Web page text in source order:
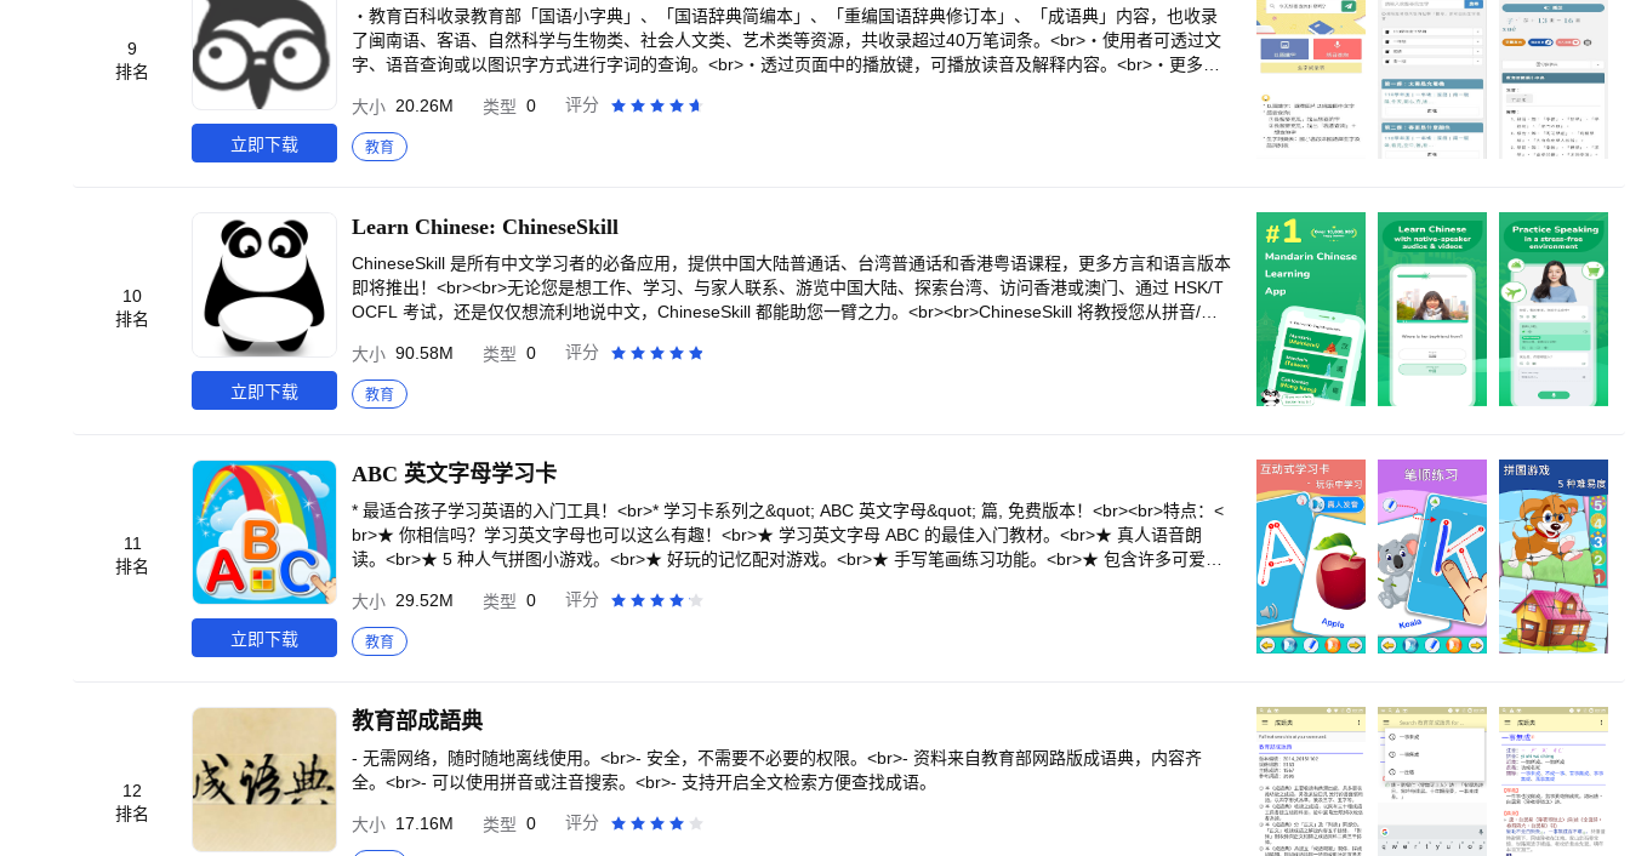
灵活地个性化学习。从食物过敏相关的口语练习，到用抽认卡练习单词，再到午休时间的 5 分钟突击测验，LingoDeer
的每一次课程都会给你带来惊喜。<br><br>如果您不知道从哪里开始学习一门新语言，那就从 LingoDeer 开始吧。<b
r><br>请注意：<br>您需要 LingoDeer 会员资格才能访问所有课程和功能。<br><br>支持：<br>发现错误？请告诉我
9
排名
立即下载
・教育百科收录教育部「国语小字典」、「国语辞典简编本」、「重编国语辞典修订本」、「成语典」内容，也收录
了闽南语、客语、自然科学与生物类、社会人文类、艺术类等资源，共收录超过40万笔词条。<br>・使用者可透过文
字、语音查询或以图识字方式进行字词的查询。<br>・透过页面中的播放键，可播放读音及解释内容。<br>・更多资
大小 20.26M 类型 0 评分
教育
10
排名
立即下载
Learn Chinese: ChineseSkill
ChineseSkill 是所有中文学习者的必备应用，提供中国大陆普通话、台湾普通话和香港粤语课程，更多方言和语言版本
即将推出！<br><br>无论您是想工作、学习、与家人联系、游览中国大陆、探索台湾、访问香港或澳门、通过 HSK/T
OCFL 考试，还是仅仅想流利地说中文，ChineseSkill 都能助您一臂之力。<br><br>ChineseSkill 将教授您从拼音/注
kill 是您的理想之选！<br><br>为什么选择 ChineseSkill 学习中文？<br><br>🤓 趣味十足的课程……专为认真学习者
打造：ChineseSkill 课程课程简短实用，并包含地道的母语人士音频和视频素材！每个单元都配有知识卡片，让您不再
为知识点而困惑。<br><br>📖 智能复习：多种练习模式，包括集成的间隔重复系统 (SRS)，确保轻松巩固知识。<br>
含自动语音评估和改进建议！<br><br>✨ 主要功能 ✨<br><br>1. 主课程：<br><br>- 清晰的流利之路：学习通过 HSK
4 级或 TOCFL/COPA 同等水平考试所需的所有语法点。<br><br>- 母语人士音频和视频：熟悉您选择的地道汉语发
音。<br><br>- 免费声调训练功能：适合初学者和中级学习者。<br><br>- 每单元均包含手写练习：一笔一划地学习书
写简体或繁体汉字。<br><br>- 每单元均包含主题词汇：通过各种练习轻松扩展您的中文词汇量。<br><br>2. 复习标
签：<br><br>- 间隔重复系统 (SRS)：使用智能单词卡，更好地记忆。<br><br>- 多种复习模式：练习使汉字、单词和
话题，轻松对话：用中文谈论您感兴趣的话题！<br><br>- 即时反馈：随时随地完善您的语法和表达。<br><br>- 完全
自定义：调整导师的个性、语速和难度设置。<br><br>4. 增强功能：<br><br>- 旅行短语手册：探索实用中文，让您
的旅程更加顺畅。配备母语人士音频，可调节。速度快，内置SRS功能。<br><br>- 流利度提升：沉浸在HSK 1-5级日
自己的学习卡组。<br><br>- 练习区：畅玩涵盖词汇、语法、句子构建等各项技能的小游戏。<br><br>5. 还有更多精
彩功能！<br><br>- 自动语音评估；<br><br>- 多种文字设置：可选择拼音/注音/粤拼，或汉字+声调符号进行学习，挑
战自我；<br><br>- 联赛和徽章，满足竞技用户的需求；<br><br>- 离线学习。<br><br>🐼 <b>下载ChineseSkill</b>
现在就提升你的中文水平吧！💪<br><br>服务条款：https://www.chineseskill.com/terms-conditions-html<br><br>隐
私政策：https://www.chineseskill.com/privacypolicy-html<br><br>联系我们：nihao@chineseskill.com<br><br>支持
大小 90.58M 类型 0 评分
教育
11
排名
立即下载
ABC 英文字母学习卡
* 最适合孩子学习英语的入门工具！<br>* 学习卡系列之&quot; ABC 英文字母&quot; 篇, 免费版本！<br><br>特点：<
br>★ 你相信吗？学习英文字母也可以这么有趣！<br>★ 学习英文字母 ABC 的最佳入门教材。<br>★ 真人语音朗
读。<br>★ 5 种人气拼图小游戏。<br>★ 好玩的记忆配对游戏。<br>★ 手写笔画练习功能。<br>★ 包含许多可爱的
提供学习英文字母的最佳入门方法，总共含有26个英文字母，每张卡片都可以听到声音, 并有相关片语及图片提高学习
兴趣，还有全新的拼图游戏让小朋友乐在学习。<br><br>★ 用快速，有趣和简单的方法学习语言<br>★ 英语学习的最
佳帮手<br>★ 提供最完整的有声图卡资料库, 学习英文单字的最佳帮手。<br>★ 拼图小游戏让您乐在学习。<br>★ 记
以训练认知，逻辑和语言能力。<br>★ 拼图游戏都是随机产生的，是一个可以一玩再玩的教育游戏！<br>★ 良好的操
作环境同时适用于手机与平板！<br><br>~您的支持是我们继续努力的原动力~
大小 29.52M 类型 0 评分
教育
12
排名
教育部成語典
- 无需网络，随时随地离线使用。<br>- 安全，不需要不必要的权限。<br>- 资料来自教育部网路版成语典，内容齐
全。<br>- 可以使用拼音或注音搜索。<br>- 支持开启全文检索方便查找成语。
大小 17.16M 类型 0 评分